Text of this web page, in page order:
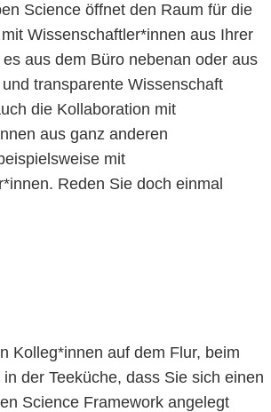
Science öffnet den Raum für die
Wissenschaftler*innen aus Ihrer
aus dem Büro nebenan oder aus
transparente Wissenschaft
die Kollaboration mit
aus ganz anderen
mit
Reden Sie doch einmal
Kolleg*innen auf dem Flur, beim
der Teeküche, dass Sie sich einen
Science Framework angelegt